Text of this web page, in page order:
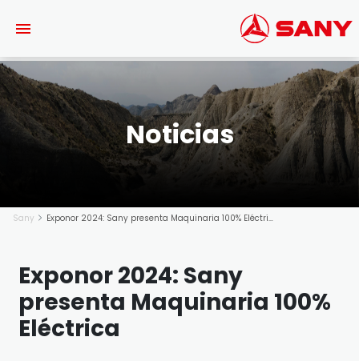
Noticias
Sany Exponor 2024: Sany presenta Maquinaria 100% Eléctrica
Exponor 2024: Sany
presenta Maquinaria 100%
Eléctrica